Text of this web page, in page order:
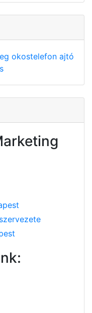
okostelefon ajtó